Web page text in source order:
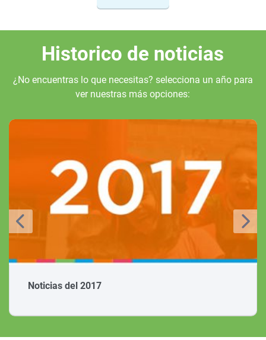
Historico de noticias
¿No encuentras lo que necesitas? selecciona un año para
ver nuestras más opciones:
Noticias del 2017